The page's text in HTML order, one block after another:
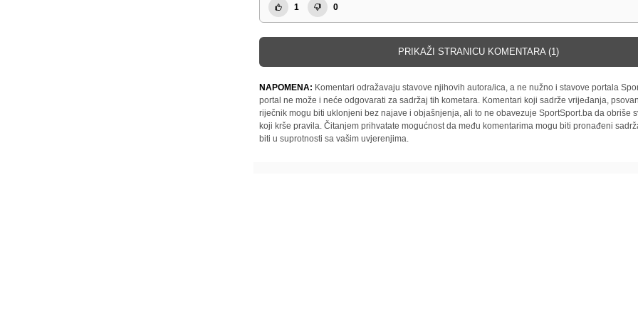
1 0
PRIKAŽI STRANICU KOMENTARA (1)
NAPOMENA: Komentari odražavaju stavove njihovih autora/ica, a ne nužno i stavove portala
portal ne može i neće odgovarati za sadržaj tih kometara. Komentari koji sadrže vrijeđanja,
riječnik mogu biti uklonjeni bez najave i objašnjenja, ali to ne obavezuje SportSport.ba da obriše
koji krše pravila. Čitanjem prihvatate mogućnost da među komentarima mogu biti pronađeni
biti u suprotnosti sa vašim uvjerenjima.